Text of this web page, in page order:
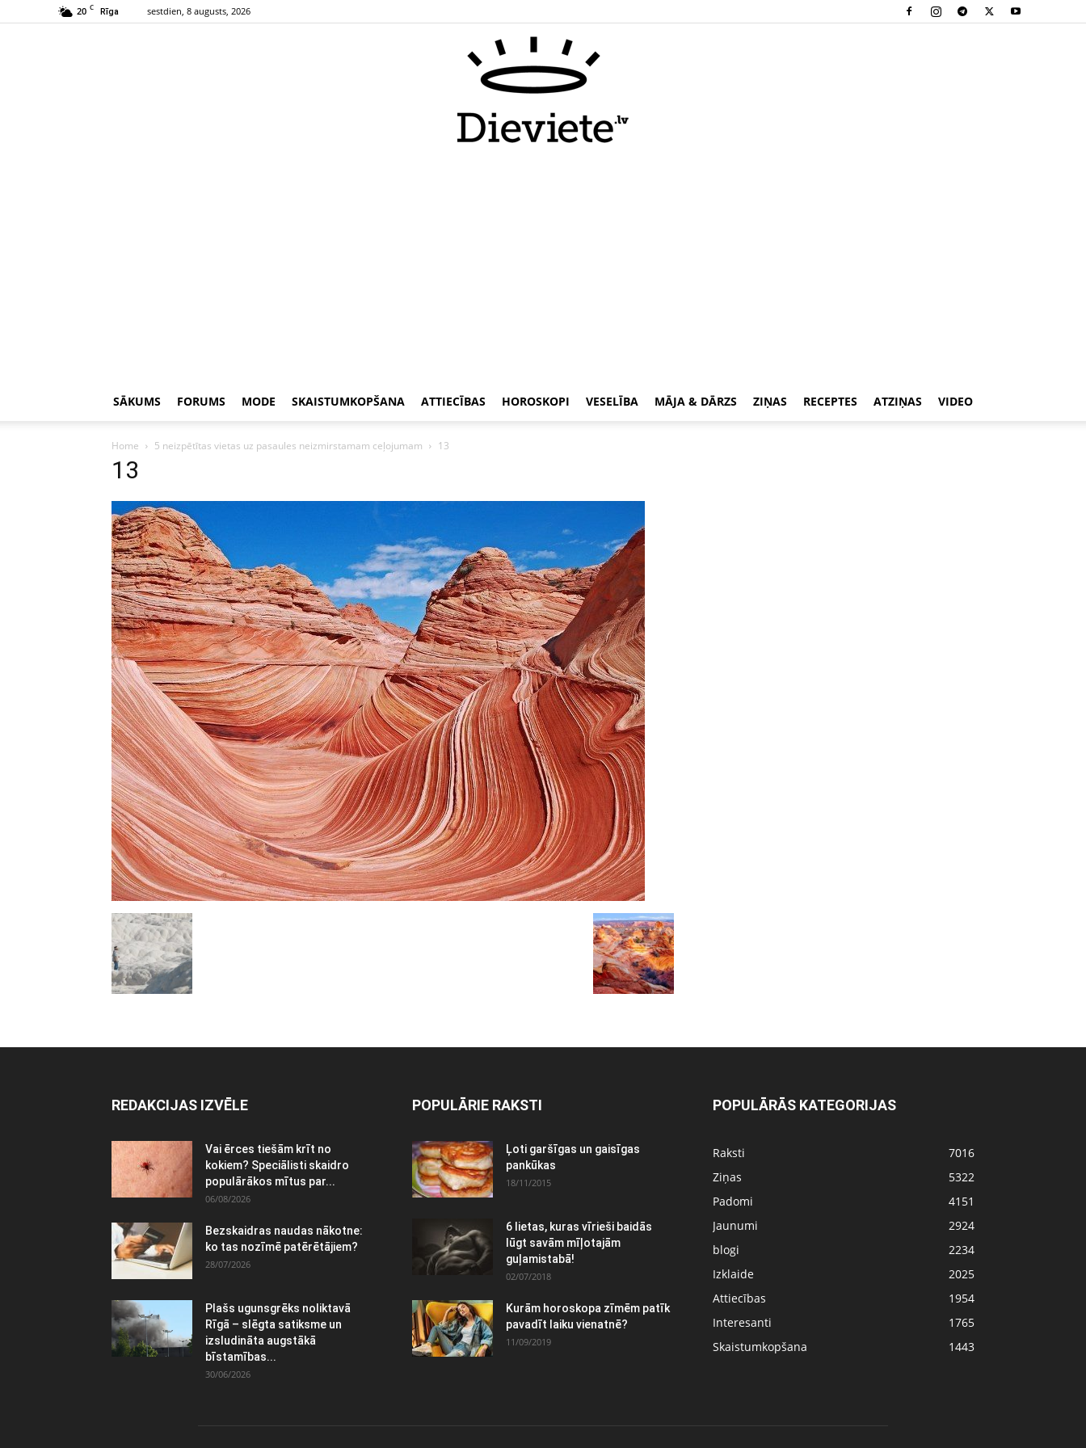
20 C Rīga sestdien, 8 augusts, 2026
SĀKUMS FORUMS MODE SKAISTUMKOPŠANA ATTIECĪBAS HOROSKOPI VESELĪBA MĀJA & DĀRZS ZIŅAS RECEPTES ATZIŅAS VIDEO
Home 5 neizpētītas vietas uz pasaules neizmirstamam ceļojumam 13
13
REDAKCIJAS IZVĒLE
Vai ērces tiešām krīt no
kokiem? Speciālisti skaidro
populārākos mītus par...
06/08/2026
Bezskaidras naudas nākotne:
ko tas nozīmē patērētājiem?
28/07/2026
Plašs ugunsgrēks noliktavā
Rīgā – slēgta satiksme un
izsludināta augstākā
bīstamības...
30/06/2026
POPULĀRIE RAKSTI
Ļoti garšīgas un gaisīgas
pankūkas
18/11/2015
6 lietas, kuras vīrieši baidās
lūgt savām mīļotajām
guļamistabā!
02/07/2018
Kurām horoskopa zīmēm patīk
pavadīt laiku vienatnē?
11/09/2019
POPULĀRĀS KATEGORIJAS
Raksti
7016
Ziņas
5322
Padomi
4151
Jaunumi
2924
blogi
2234
Izklaide
2025
Attiecības
1954
Interesanti
1765
Skaistumkopšana
1443